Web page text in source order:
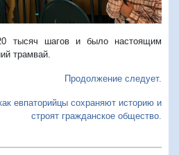
тысяч шагов и было настоящим
трамвай.
Продолжение следует.
евпаторийцы сохраняют историю и
строят гражданское общество.